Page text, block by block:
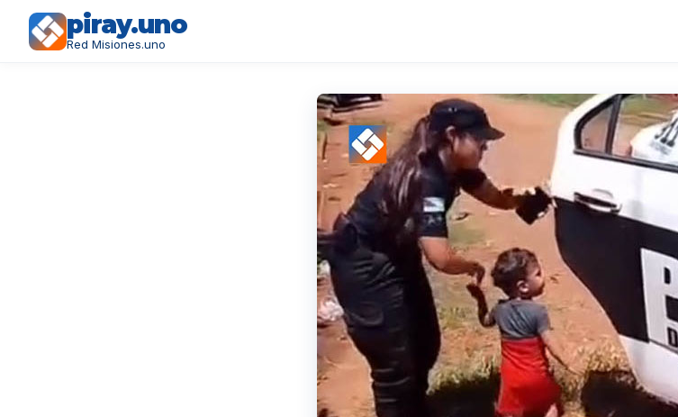
piray.uno
Red Misiones.uno